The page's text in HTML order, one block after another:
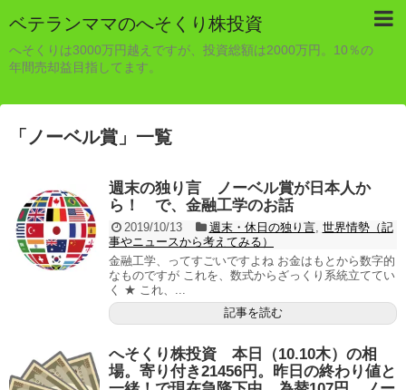
ベテランママのへそくり株投資
へそくりは3000万円越えですが、投資総額は2000万円。10％の
年間売却益目指してます。
「 ノーベル賞 」 一覧
週末の独り言 ノーベル賞が日本人か
ら！ で、金融工学のお話
2019/10/13 週末・休日の独り言, 世界情勢（記
事やニュースから考えてみる）
金融工学、ってすごいですよね お金はもとから数字的
なものですが これを、数式からざっくり系統立ててい
く ★ これ、...
記事を読む
へそくり株投資 本日（10.10木）の相
場。寄り付き21456円。昨日の終わり値と